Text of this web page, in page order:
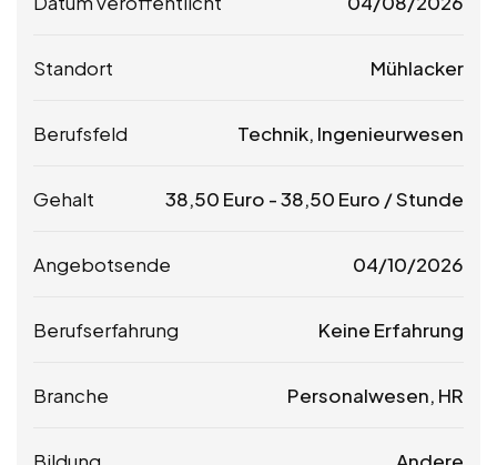
Standort Mühlacker
Berufsfeld Technik, Ingenieurwesen
Gehalt 38,50 Euro -38,50 Euro / Stunde
Angebotsende 04/10/2026
Berufserfahrung Keine Erfahrung
Branche Personalwesen, HR